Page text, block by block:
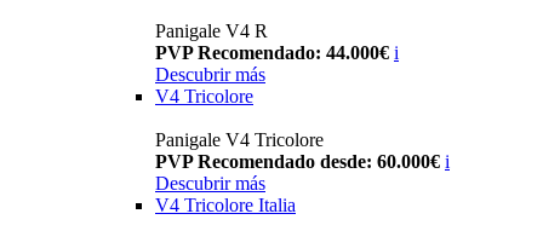
Panigale V4 R
PVP Recomendado: 44.000€ i
Descubrir más
V4 Tricolore
Panigale V4 Tricolore
PVP Recomendado desde: 60.000€ i
Descubrir más
V4 Tricolore Italia